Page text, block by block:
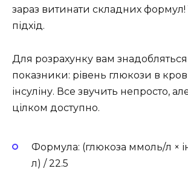
зараз витинати складних формул!
підхід.
Для розрахунку вам
показники: рівень глюкози в
інсуліну. Все звучить непросто,
цілком доступно.
Формула: (глюкоза ммоль/л ×
л) / 22.5